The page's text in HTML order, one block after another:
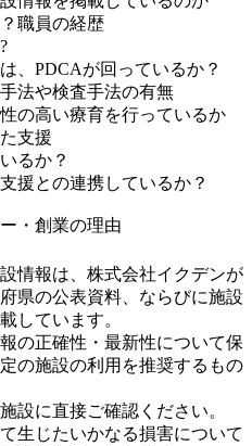
職員の経歴
、PDCAが回っているか？
法や検査手法の有無
の高い療育を行っているか
支援
るか？
援との連携しているか？
・創業の理由
情報は、株式会社イクデンが
県の公表資料、ならびに施設
しています。
の正確性・最新性について保
の施設の利用を推奨するもの
設に直接ご確認ください。
生じたいかなる損害について